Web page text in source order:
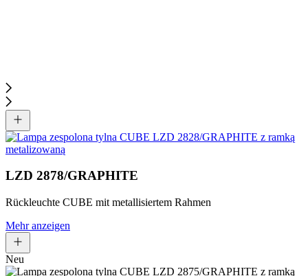
LZD 2878/GRAPHITE
Rückleuchte CUBE mit metallisiertem Rahmen
Mehr anzeigen
Neu